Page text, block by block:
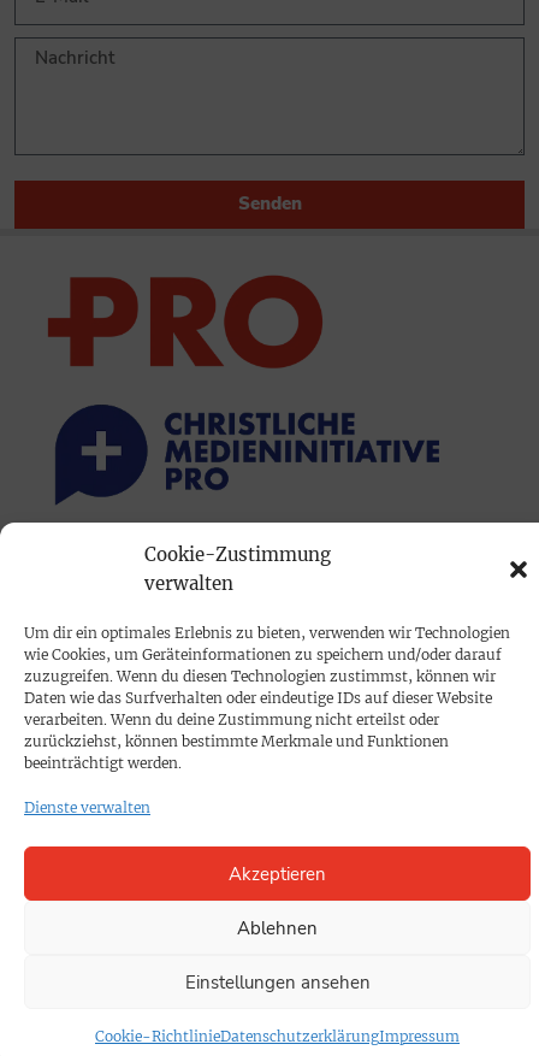
Cookie-Zustimmung
verwalten
Um dir ein optimales Erlebnis zu bieten, verwenden wir Technologien
wie Cookies, um Geräteinformationen zu speichern und/oder darauf
zuzugreifen. Wenn du diesen Technologien zustimmst, können wir
Daten wie das Surfverhalten oder eindeutige IDs auf dieser Website
verarbeiten. Wenn du deine Zustimmung nicht erteilst oder
zurückziehst, können bestimmte Merkmale und Funktionen
beeinträchtigt werden.
Dienste verwalten
Akzeptieren
Ablehnen
Einstellungen ansehen
Cookie-RichtlinieDatenschutzerklärungImpressum
Senden
PRINTAUSGABE
PROKOMPAKT
Impressum
Datenschutz